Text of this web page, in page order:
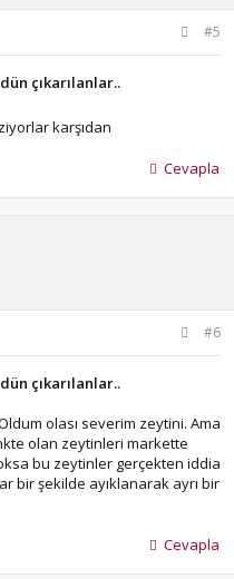
#5
çıkarılanlar..
karşıdan
Cevapla
#6
çıkarılanlar..
olası severim zeytini. Ama
olan zeytinleri markette
bu zeytinler gerçekten iddia
bir şekilde ayıklanarak ayrı bir
Cevapla